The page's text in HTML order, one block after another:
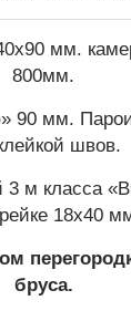
мм.
800мм.
90 мм.
швов.
м класса
18х40
бруса.